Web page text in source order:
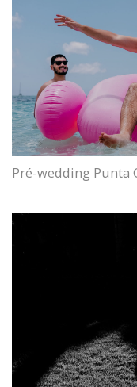
Pré-wedding Punta